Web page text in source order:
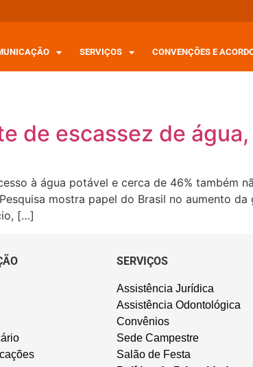
SERVIÇOS CONVENÇÕES E
de escassez de
à água potável e cerca de 46% também
mostra papel do Brasil no aumento
[…]
SERVIÇOS
Assistência Jurídica
Assistência Odontológica
Convênios
Sede Campestre
Salão de Festa